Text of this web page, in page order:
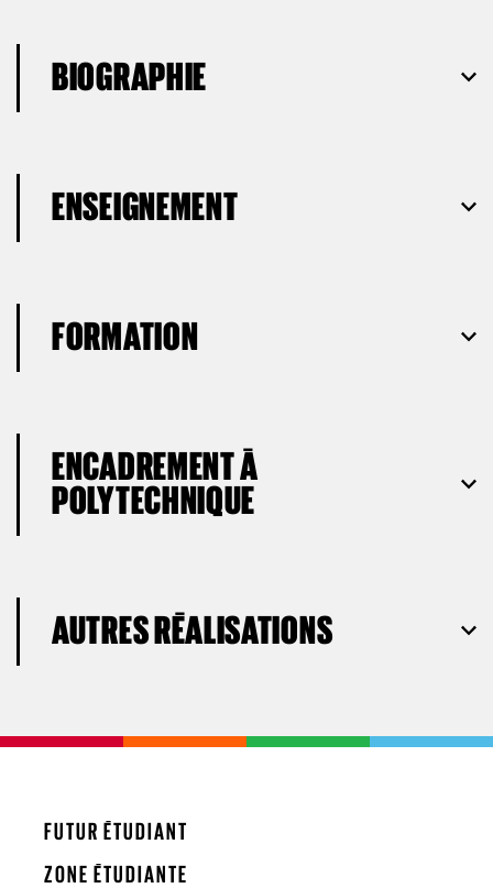
BIOGRAPHIE
ENSEIGNEMENT
FORMATION
ENCADREMENT À
POLYTECHNIQUE
AUTRES RÉALISATIONS
FUTUR ÉTUDIANT
ZONE ÉTUDIANTE